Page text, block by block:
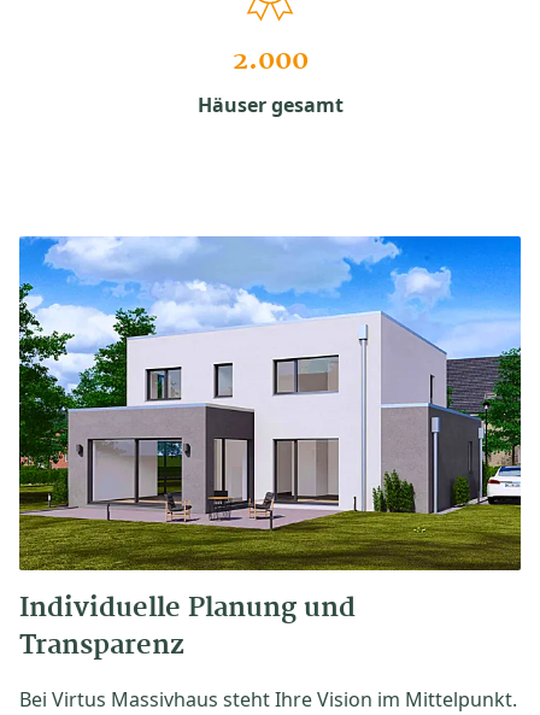
2.000
Häuser gesamt
Individuelle Planung und
Transparenz
Bei Virtus Massivhaus steht Ihre Vision im Mittelpunkt.